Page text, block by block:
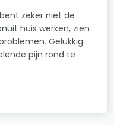
zeker niet de
huis werken, zien
Gelukkig
pijn rond te